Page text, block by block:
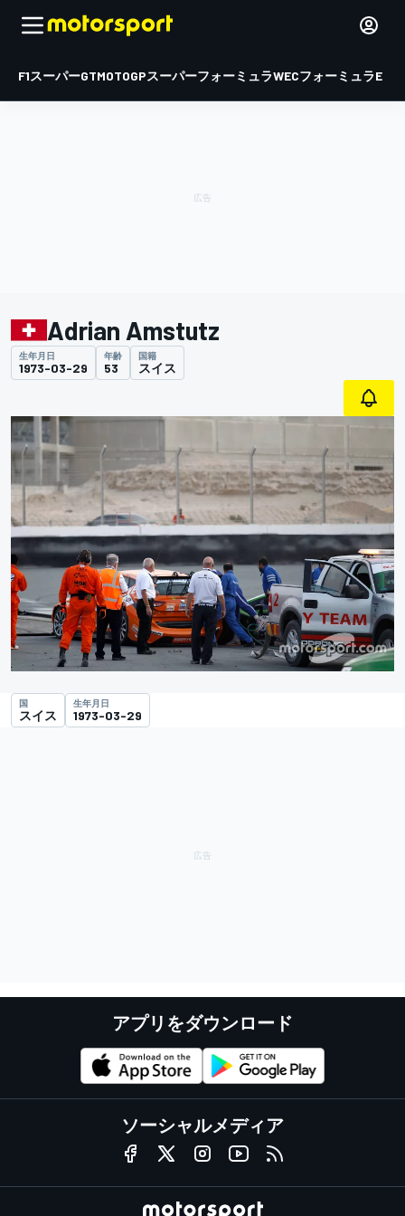
F1スーパーGTMOTOGPスーパーフォーミュラWECフォーミュラE
Adrian Amstutz
生年月日
1973-03-29
年齢
53
国籍
スイス
国
スイス
生年月日
1973-03-29
アプリをダウンロード
ソーシャルメディア